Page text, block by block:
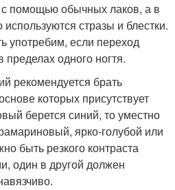
с помощью обычных лаков, а в
стразы и блестки.
употребим, если переход
пределах одного ногтя.
рекомендуется брать
которых присутствует
берется синий, то уместно
ярко-голубой или
быть резкого контраста
один в другой должен